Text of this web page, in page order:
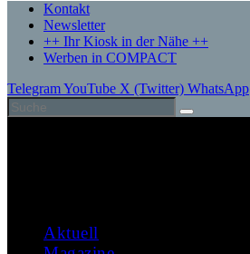
Kontakt
Newsletter
++ Ihr Kiosk in der Nähe ++
Werben in COMPACT
TelegramYouTube X (Twitter) WhatsApp
Aktuell